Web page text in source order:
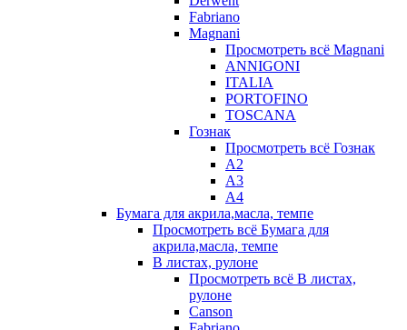
Fabriano
Magnani
Просмотреть всё Magnani
ANNIGONI
ITALIA
PORTOFINO
TOSCANA
Гознак
Просмотреть всё Гознак
А2
А3
А4
Бумага для акрила,масла, темпе
Просмотреть всё Бумага для
акрила,масла, темпе
В листах, рулоне
Просмотреть всё В листах,
рулоне
Canson